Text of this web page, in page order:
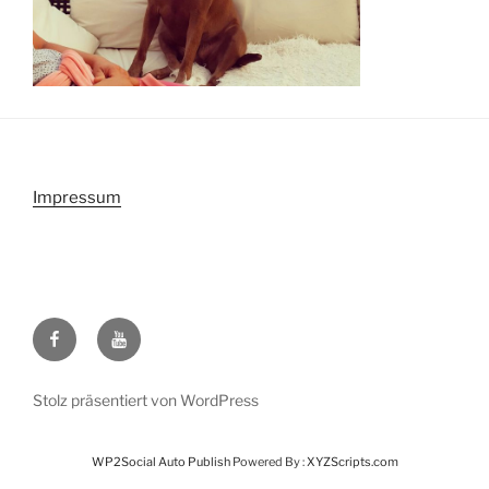
Impressum
FacebookYoutube
Stolz präsentiert von WordPress
WP2Social Auto PublishPowered By :XYZScripts.com